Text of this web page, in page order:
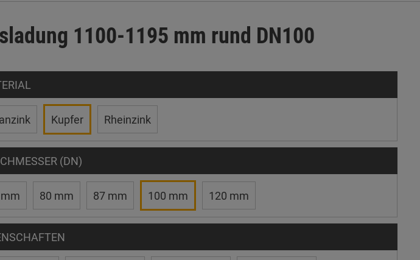
1100-1195 mm rund DN100
Kupfer Rheinzink
(DN)
80 mm 87 mm 100 mm 120 mm